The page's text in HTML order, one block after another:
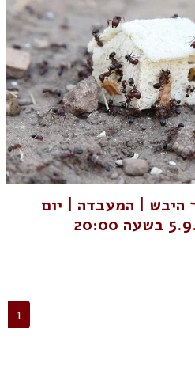
היבש | המעבדה | יום
1